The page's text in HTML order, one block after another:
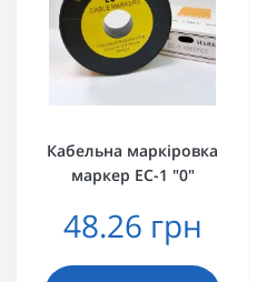
Кабельна маркіровка
маркер EC-1 "0"
48.26 грн